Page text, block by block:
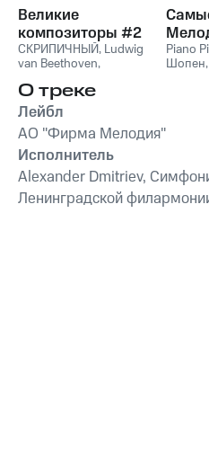
Великие
композиторы #2
СКРИПИЧНЫЙ, Ludwig
van Beethoven,
Франц Шуберт
String Orchestra
Антонио Вивальди
Piano
Шопен,
О треке
Лейбл
АО "Фирма Мелодия"
Исполнитель
Alexander Dmitriev,
Ленинградской